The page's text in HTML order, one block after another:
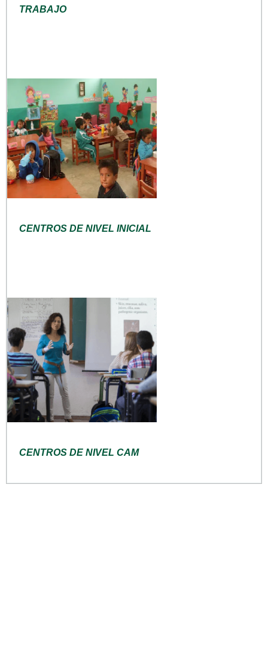
TRABAJO
CENTROS DE NIVEL INICIAL
CENTROS DE NIVEL CAM